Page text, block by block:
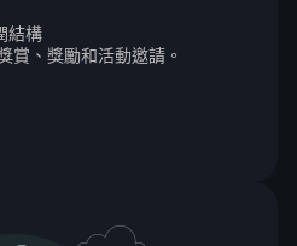
結構
賞、獎勵和活動邀請。